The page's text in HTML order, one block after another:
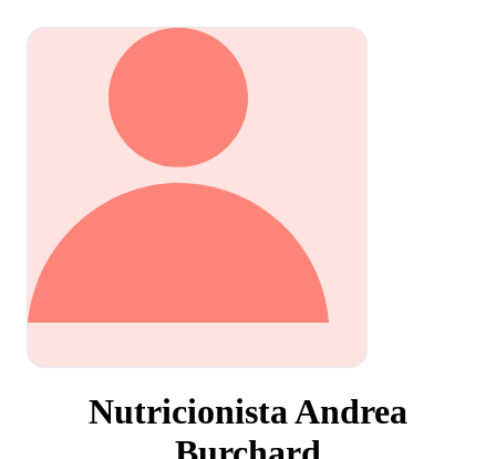
Nutricionista Andrea